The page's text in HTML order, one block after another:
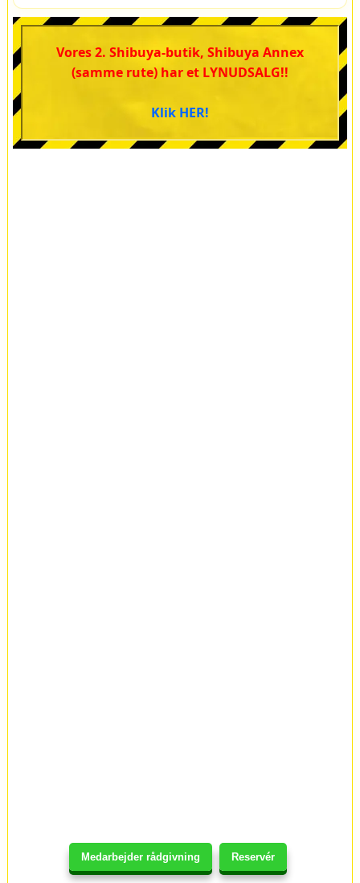
Medarbejder rådgivning Reservér
Vores 2. Shibuya-butik, Shibuya Annex
(samme rute) har et LYNUDSALG!!
Klik HER!